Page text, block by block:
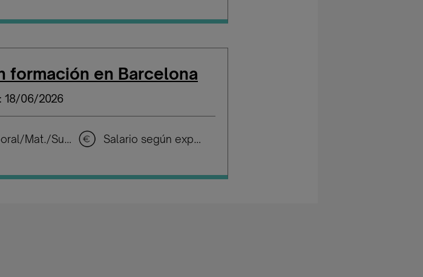
formación en Barcelona
18/06/2026
Temporal/Mat./Sustitución/... Salario según experiencia